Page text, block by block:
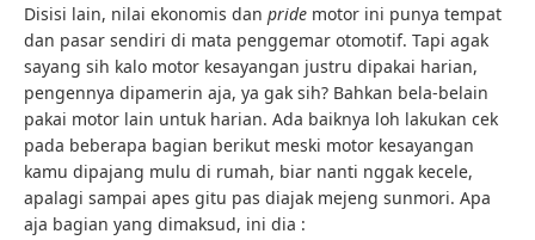
Disisi lain, nilai ekonomis dan pride motor ini punya tempat
dan pasar sendiri di mata penggemar otomotif. Tapi agak
sayang sih kalo motor kesayangan justru dipakai harian,
pengennya dipamerin aja, ya gak sih? Bahkan bela-belain
pakai motor lain untuk harian. Ada baiknya loh lakukan cek
pada beberapa bagian berikut meski motor kesayangan
kamu dipajang mulu di rumah, biar nanti nggak kecele,
apalagi sampai apes gitu pas diajak mejeng sunmori. Apa
aja bagian yang dimaksud, ini dia :